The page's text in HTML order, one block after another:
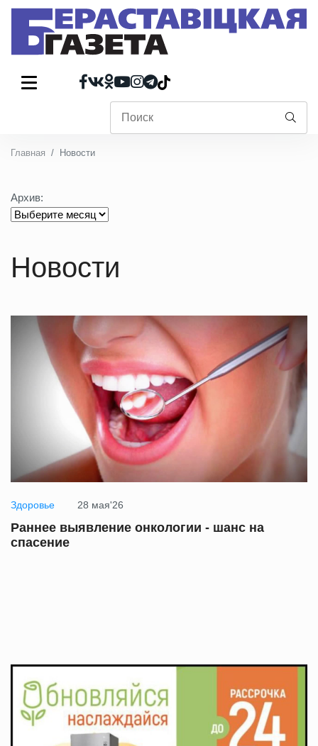
Главная Новости
Архив:
Новости
Здоровье 28 мая'26
Раннее выявление онкологии - шанс на
спасение